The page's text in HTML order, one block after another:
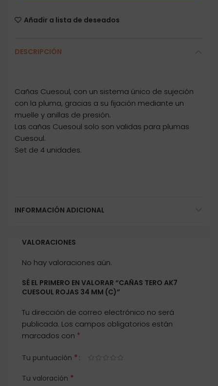
Añadir a lista de deseados
DESCRIPCIÓN
Cañas Cuesoul, con un sistema único de sujeción
con la pluma, gracias a su fijación mediante un
muelle y anillas de presión.
Las cañas Cuesoul solo son validas para plumas
Cuesoul.
Set de 4 unidades.
INFORMACIÓN ADICIONAL
VALORACIONES
No hay valoraciones aún.
SÉ EL PRIMERO EN VALORAR “CAÑAS TERO AK7
CUESOUL ROJAS 34 MM (C)”
Tu dirección de correo electrónico no será
publicada. Los campos obligatorios están
marcados con *
Tu puntuación *
Tu valoración *